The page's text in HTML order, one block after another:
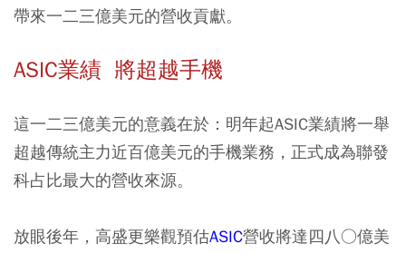
帶來一二三億美元的營收貢獻。
ASIC業績 將超越手機
這一二三億美元的意義在於：明年起ASIC業績將一舉
超越傳統主力近百億美元的手機業務，正式成為聯發
科占比最大的營收來源。
放眼後年，高盛更樂觀預估ASIC營收將達四八○億美